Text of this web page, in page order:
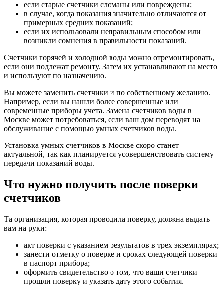
если старые счетчики сломаны или повреждены;
в случае, когда показания значительно отличаются от
примерных средних показаний;
если их использовали неправильным способом или
возникли сомнения в правильности показаний.
Счетчики горячей и холодной воды можно отремонтировать,
если они подлежат ремонту. Затем их устанавливают на место
и используют по назначению.
Вы можете заменить счетчики и по собственному желанию.
Например, если вы нашли более совершенные или
современные приборы учета. Замена счетчиков воды в
Москве может потребоваться, если ваш дом переводят на
обслуживание с помощью умных счетчиков воды.
Установка умных счетчиков в Москве скоро станет
актуальной, так как планируется усовершенствовать систему
передачи показаний воды.
Что нужно получить после поверки
счетчиков
Та организация, которая проводила поверку, должна выдать
вам на руки:
акт поверки с указанием результатов в трех экземплярах;
занести отметку о поверке и сроках следующей поверки
в паспорт прибора;
оформить свидетельство о том, что ваши счетчики
прошли поверку и указать дату этого события.